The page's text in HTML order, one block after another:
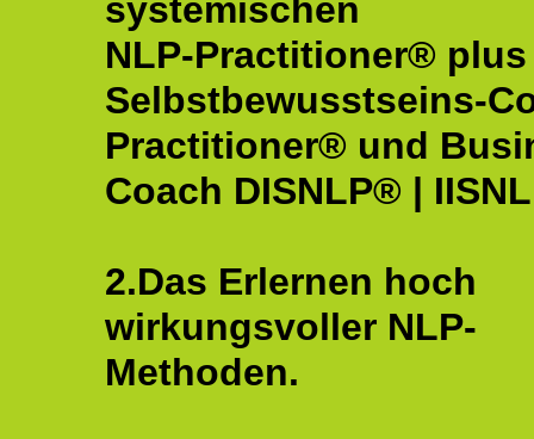
systemischen
NLP-Practitioner® plus
Selbstbewusstseins-
Practitioner® und
Coach DISNLP® |
2.Das Erlernen hoch
wirkungsvoller NLP-
Methoden.